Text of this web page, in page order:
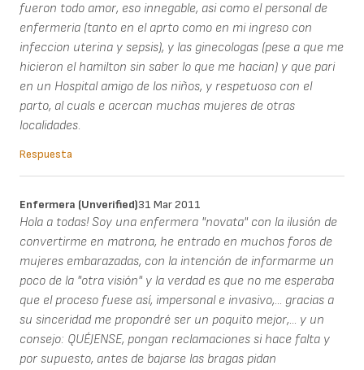
fueron todo amor, eso innegable, asi como el personal de
enfermeria (tanto en el aprto como en mi ingreso con
infeccion uterina y sepsis), y las ginecologas (pese a que me
hicieron el hamilton sin saber lo que me hacian) y que pari
en un Hospital amigo de los niños, y respetuoso con el
parto, al cuals e acercan muchas mujeres de otras
localidades.
Respuesta
Enfermera (unverified)31 Mar 2011
Hola a todas! Soy una enfermera "novata" con la ilusión de
convertirme en matrona, he entrado en muchos foros de
mujeres embarazadas, con la intención de informarme un
poco de la "otra visión" y la verdad es que no me esperaba
que el proceso fuese así, impersonal e invasivo,... gracias a
su sinceridad me propondré ser un poquito mejor,... y un
consejo: QUÉJENSE, pongan reclamaciones si hace falta y
por supuesto, antes de bajarse las bragas pidan